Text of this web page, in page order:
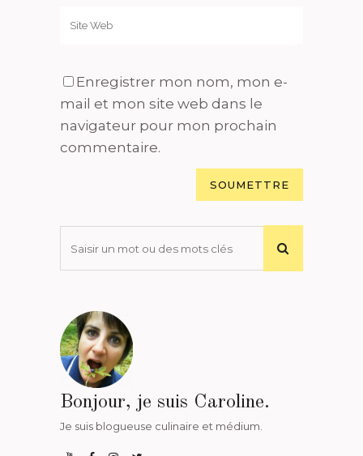
Enregistrer mon nom, mon e-
mail et mon site web dans le
navigateur pour mon prochain
commentaire.
Bonjour, je suis Caroline.
Je suis blogueuse culinaire et médium.